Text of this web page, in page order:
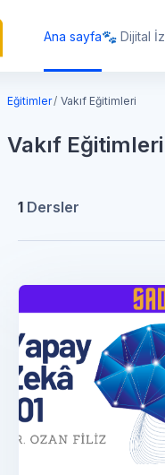
Ana sayfa🐾 Dijital İz
Eğitimler Vakıf Eğitimleri
Vakıf Eğitimleri
1 Dersler